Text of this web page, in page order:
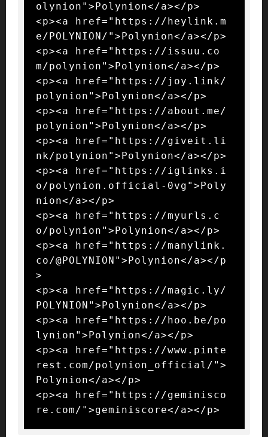
olynion">Polynion</a></p>
<p><a href="https://heylink.m
e/POLYNION/">Polynion</a></p>
<p><a href="https://issuu.co
m/polynion">Polynion</a></p>
<p><a href="https://joy.link/
polynion">Polynion</a></p>
<p><a href="https://about.me/
polynion">Polynion</a></p>
<p><a href="https://giveit.li
nk/polynion">Polynion</a></p>
<p><a href="https://iglinks.i
o/polynion.official-0vg">Poly
nion</a></p>
<p><a href="https://myurls.c
o/polynion">Polynion</a></p>
<p><a href="https://manylink.
co/@POLYNION">Polynion</a></p
>
<p><a href="https://magic.ly/
POLYNION">Polynion</a></p>
<p><a href="https://hoo.be/po
lynion">Polynion</a></p>
<p><a href="https://www.pinte
rest.com/polynion_official/">
Polynion</a></p>
<p><a href="https://geminisco
re.com/">geminiscore</a></p>